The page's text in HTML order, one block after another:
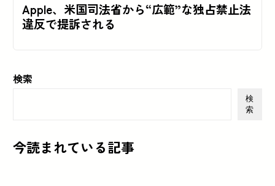
Apple、米国司法省から“広範”な独占禁止法
違反で提訴される
検索
検
索
今読まれている記事